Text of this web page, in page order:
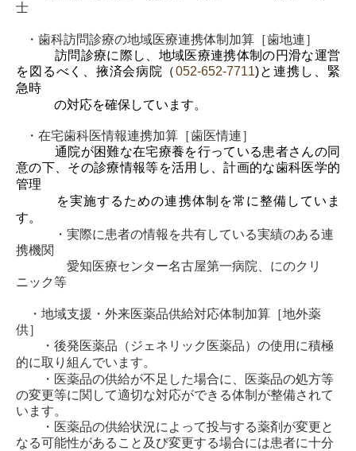
士
・歯科訪問診療の地域医療連携体制加算［歯地連］
訪問診療に際し、地域医療連携体制の円滑な運営
を図るべく、 掖済会病院（052-652-7711)と連携し、 緊
急時
の対応を確保しています。
・在宅歯科医情報連携加算［歯医情連］
通院が困難な在宅療養を行っている患者さんの同
意の下、その診療情報等を活用し、計画的な歯科医学的
管理
を実施するための連携体制を常に整備していま
す。
・実際に患者の情報を共有している実績のある連
携機関
愛知医療センター名古屋第一病院、にのクリ
ニック等
・地域支援・外来医薬品供給対応体制加算［地外薬
供］
・後発医薬品（ジェネリック医薬品）の使用に積極
的に取り組んでいます。
・医薬品の供給が不足した場合に、医薬品の処方等
の変更等に関して適切な対応ができる体制が整備されて
います。
・医薬品の供給状況によって投与する薬剤が変更と
なる可能性があること及び変更する場合には患者に十分